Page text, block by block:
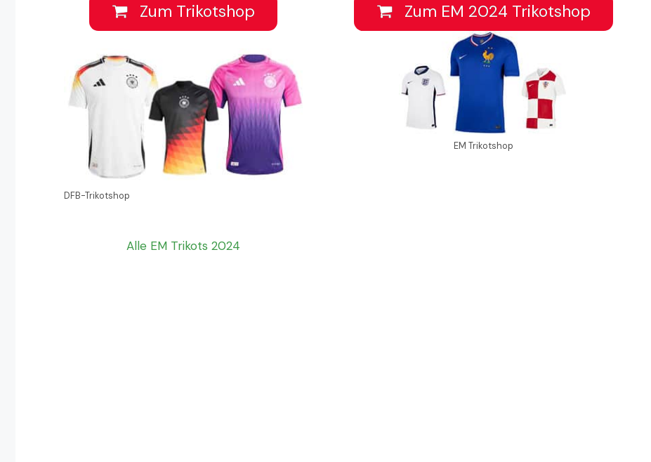
Zum Trikotshop
DFB-Trikotshop
Alle EM Trikots 2024
Zum EM 2024 Trikotshop
EM Trikotshop